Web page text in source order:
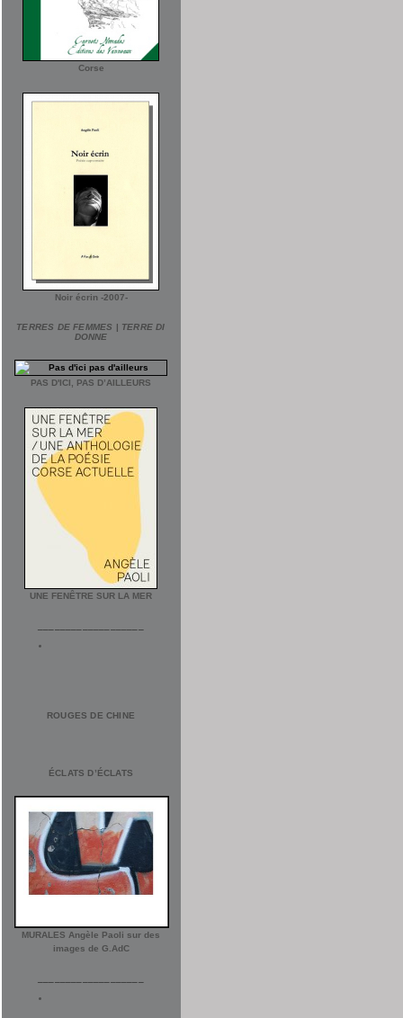
Corse
Noir écrin -2007-
TERRES DE FEMMES | TERRE DI
DONNE
PAS D'ICI, PAS D’AILLEURS
UNE FENÊTRE SUR LA MER
ROUGES DE CHINE
ÉCLATS D’ÉCLATS
MURALES Angèle Paoli sur des
images de G.AdC